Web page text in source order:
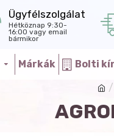
Ügyfélszolgálat
Hétköznap 9:30-
16:00 vagy email
bármikor
Márkák Bolti